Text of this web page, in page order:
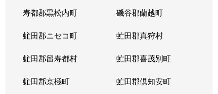
寿都郡黒松内町 磯谷郡蘭越町
虻田郡ニセコ町 虻田郡真狩村
虻田郡留寿都村 虻田郡喜茂別町
虻田郡京極町 虻田郡倶知安町